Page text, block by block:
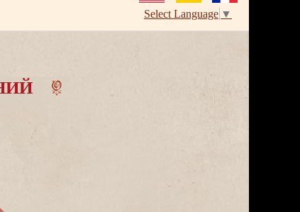
Select Language ▼